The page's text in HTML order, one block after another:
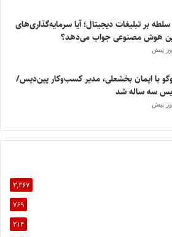
بر تبلیغات دیجیتال؛ آیا سرمایه‌گذاری‌های
هوش مصنوعی جواب می‌دهد؟
با ایمان بخشعلی، مدیر کسب‌وکار پین‌دیس/
سه ساله شد
۳,۳۶۷
۷۶۹
۲۱۴